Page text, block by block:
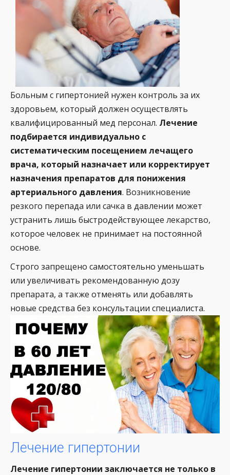
Больным с гипертонией нужен контроль за их
здоровьем, который должен осуществлять
квалифицированный мед персонал. Лечение
подбирается индивидуально с
систематическим посещением лечащего
врача, который назначает или корректирует
назначения препаратов для понижения
артериального давления. Возникновение
резкого перепада или сачка в давлении может
устранить лишь быстродействующее лекарство,
которое человек не принимает на постоянной
основе.
Строго запрещено самостоятельно уменьшать
или увеличивать рекомендованную дозу
препарата, а также отменять или добавлять
новые средства без консультации специалиста.
Лечение гипертонии
Лечение гипертонии заключается не только в